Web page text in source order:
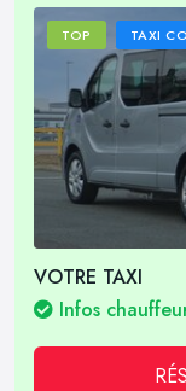
TOP TAXI
VOTRE TAXI
Infos